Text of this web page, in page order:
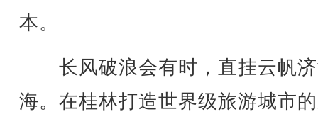
本。
长风破浪会有时，直挂云帆
海。在桂林打造世界级旅游城市